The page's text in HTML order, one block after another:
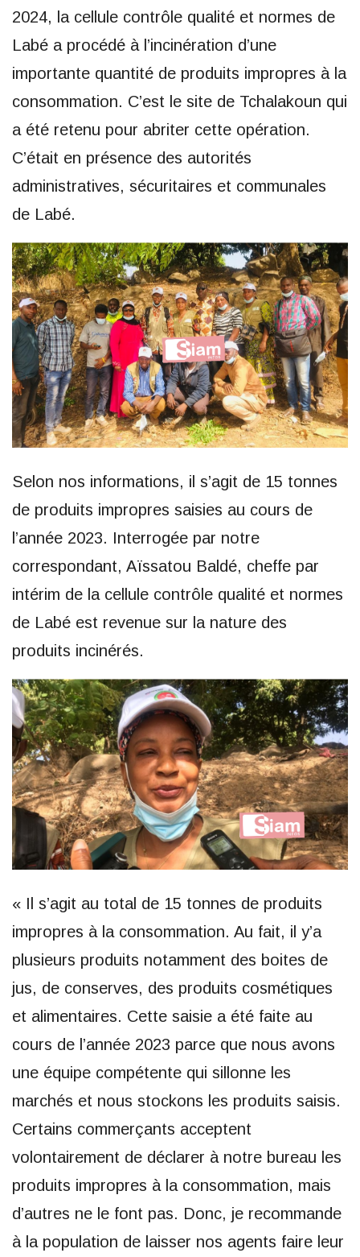
2024, la cellule contrôle qualité et normes de
Labé a procédé à l’incinération d’une
importante quantité de produits impropres à la
consommation. C’est le site de Tchalakoun qui
a été retenu pour abriter cette opération.
C’était en présence des autorités
administratives, sécuritaires et communales
de Labé.
Selon nos informations, il s’agit de 15 tonnes
de produits impropres saisies au cours de
l’année 2023. Interrogée par notre
correspondant, Aïssatou Baldé, cheffe par
intérim de la cellule contrôle qualité et normes
de Labé est revenue sur la nature des
produits incinérés.
« Il s’agit au total de 15 tonnes de produits
impropres à la consommation. Au fait, il y’a
plusieurs produits notamment des boites de
jus, de conserves, des produits cosmétiques
et alimentaires. Cette saisie a été faite au
cours de l’année 2023 parce que nous avons
une équipe compétente qui sillonne les
marchés et nous stockons les produits saisis.
Certains commerçants acceptent
volontairement de déclarer à notre bureau les
produits impropres à la consommation, mais
d’autres ne le font pas. Donc, je recommande
à la population de laisser nos agents faire leur